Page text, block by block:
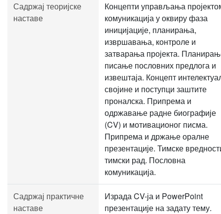
Садржај теоријске
наставе
Концепти управљања
комуникација у оквиру фаза
иницијације, планирања,
извршавања, контроле и
затварања пројекта.
писање пословних предлога и
извештаја. Концепт
својине и поступци заштите
проналска. Припрема и
одржавање радне биографије
(CV) и мотивационог писма.
Припрема и држање оралне
презентације. Тимске
тимски рад. Пословна
комуникација.
Садржај практичне
наставе
Израда CV-ја и PowerPoint
презентације на задату тему.